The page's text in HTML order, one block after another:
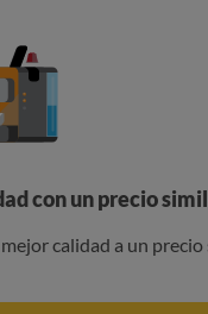
con un precio
calidad a un precio